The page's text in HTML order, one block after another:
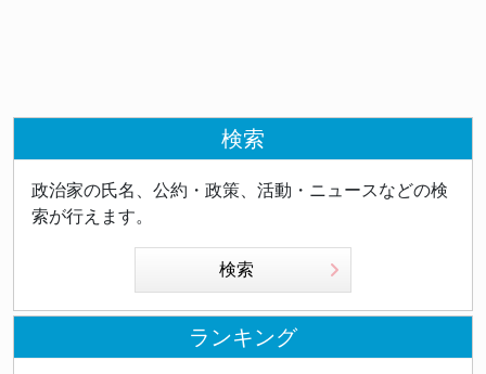
検索
政治家の氏名、公約・政策、活動・ニュースなどの検
索が行えます。
検索
ランキング